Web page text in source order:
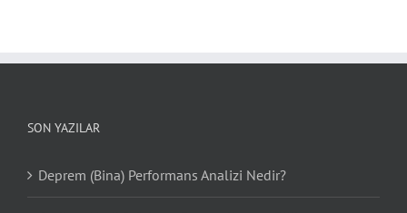
SON YAZILAR
Deprem (Bina) Performans Analizi Nedir?